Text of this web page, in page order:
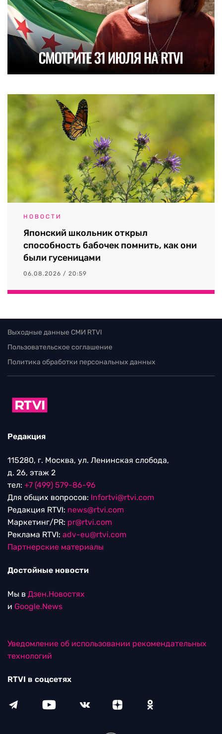
НОВОСТИ
Японский школьник открыл
способность бабочек помнить, как они
были гусеницами
06.08.2026 / 20:59
Выходные данные СМИ RTVI
Пользовательское соглашение
Политика обработки персональных данных
Редакция
115280, г. Москва, ул. Ленинская слобода,
д. 26, этаж 2
тел: +7 (499) 579-86-96
Для общих вопросов: Infortvi@rtvi.com
Редакция RTVI: news@rtvi.com
Маркетинг/PR: pr@rtvi.com
Реклама RTVI: adv-eu@rtvi.com
Партнерские материалы
Достойные новости
Мы в Дзен.Новостях
и Google.News
Уведомление об использовании рекомендательных
технологий
RTVI в соцсетях